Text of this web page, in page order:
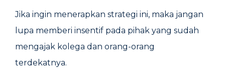
Jika ingin menerapkan strategi ini, maka jangan
lupa memberi insentif pada pihak yang sudah
mengajak kolega dan orang-orang
terdekatnya.